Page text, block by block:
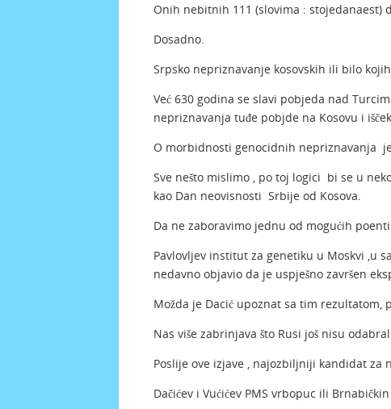
Onih nebitnih 111 (slovima : stojedanaest)
Dosadno.
Srpsko nepriznavanje kosovskih ili bilo
Već 630 godina se slavi pobjeda nad
nepriznavanja tuđe pobjde na Kosovu i
O morbidnosti genocidnih nepriznavanja
Sve nešto mislimo , po toj logici bi se u
kao Dan neovisnosti Srbije od Kosova.
Da ne zaboravimo jednu od mogućih
Pavlovljev institut za genetiku u Moskvi ,u
nedavno objavio da je uspješno završen
Možda je Dacić upoznat sa tim rezultatom,
Nas više zabrinjava što Rusi još nisu
Poslije ove izjave , najozbiljniji kandidat za
Dačićev i Vućićev PMS vrbopuc ili